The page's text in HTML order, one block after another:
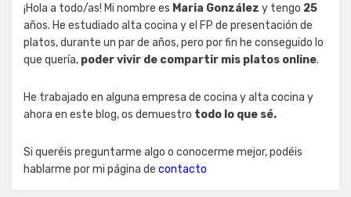
¡Hola a todo/as! Mi nombre es Maria González y tengo 25
años. He estudiado alta cocina y el FP de presentación de
platos, durante un par de años, pero por fin he conseguido lo
que quería, poder vivir de compartir mis platos online.
He trabajado en alguna empresa de cocina y alta cocina y
ahora en este blog, os demuestro todo lo que sé.
Si queréis preguntarme algo o conocerme mejor, podéis
hablarme por mi página de contacto